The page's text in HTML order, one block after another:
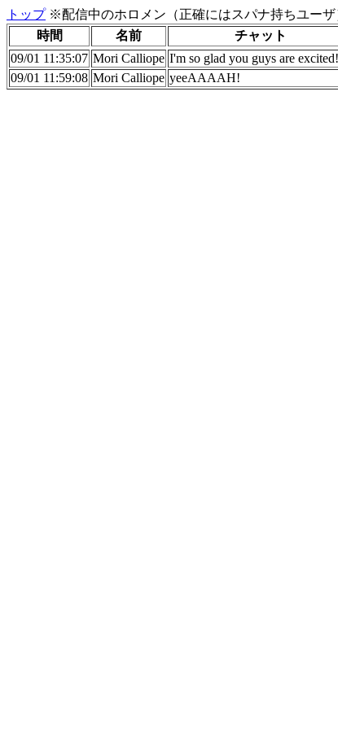
トップ※配信中のホロメン（正確にはスパナ持ちユーザ
時間
名前
チャット
09/01 11:35:07 Mori Calliope I'm so glad you guys are
09/01 11:59:08 Mori Calliope yeeAAAAH!